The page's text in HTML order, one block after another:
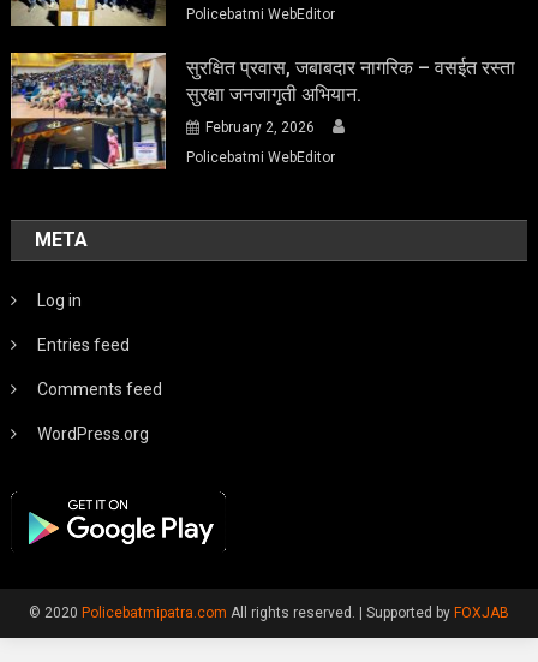
Policebatmi WebEditor
सुरक्षित प्रवास, जबाबदार नागरिक – वसईत रस्ता
सुरक्षा जनजागृती अभियान.
February 2, 2026
Policebatmi WebEditor
META
Log in
Entries feed
Comments feed
WordPress.org
© 2020 Policebatmipatra.com All rights reserved. Supported by FOXJAB